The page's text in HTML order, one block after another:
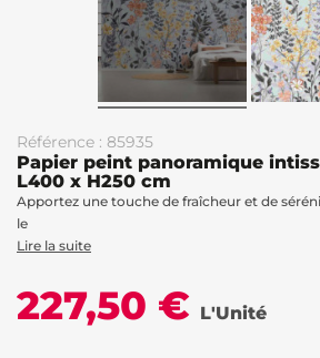
Référence : 85935
Papier peint panoramique
L400 x H250 cm
Apportez une touche de fraîcheur et de
le
Lire la suite
227,50 € L'Unité